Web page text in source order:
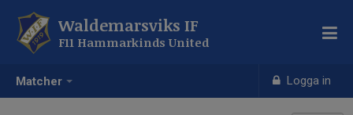
Matcher Logga in
Waldemarsviks IF
F11 Hammarkinds United